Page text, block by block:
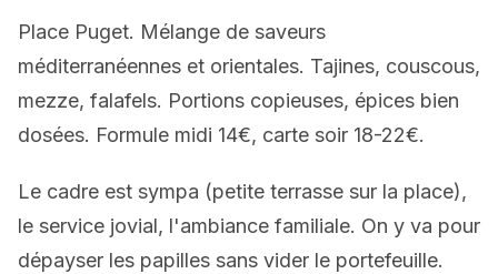
Place Puget. Mélange de saveurs
méditerranéennes et orientales. Tajines, couscous,
mezze, falafels. Portions copieuses, épices bien
dosées. Formule midi 14€, carte soir 18-22€.
Le cadre est sympa (petite terrasse sur la place),
le service jovial, l'ambiance familiale. On y va pour
dépayser les papilles sans vider le portefeuille.